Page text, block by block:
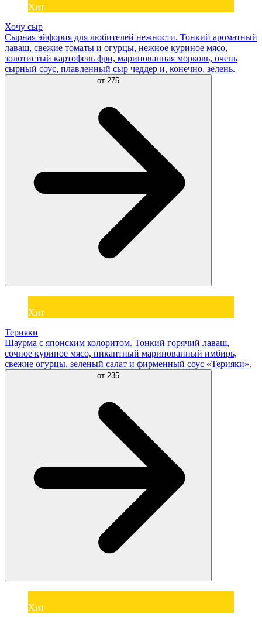
Хит
Хочу сыр
Сырная эйфория для любителей нежности. Тонкий ароматный
лаваш, свежие томаты и огурцы, нежное куриное мясо,
золотистый картофель фри, маринованная морковь, очень
сырный соус, плавленный сыр чеддер и, конечно, зелень.
от 275
Хит
Терияки
Шаурма с японским колоритом. Тонкий горячий лаваш,
сочное куриное мясо, пикантный маринованный имбирь,
свежие огурцы, зеленый салат и фирменный соус «Терияки».
от 235
Хит